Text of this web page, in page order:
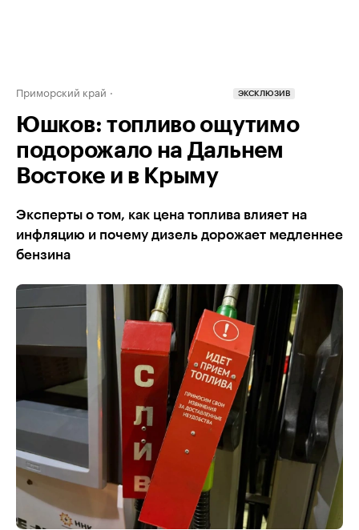
Приморский край ЭКСКЛЮЗИВ
Юшков: топливо ощутимо
подорожало на Дальнем
Востоке и в Крыму
Эксперты о том, как цена топлива влияет на
инфляцию и почему дизель дорожает медленнее
бензина